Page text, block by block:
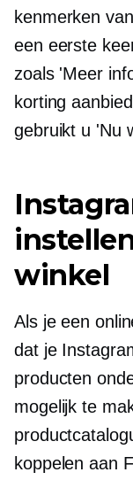
kenmerken
een eerste
zoals 'Meer
korting
gebruikt u 'Nu
winkel
Als je een
dat je
producten
mogelijk te
koppelen aan